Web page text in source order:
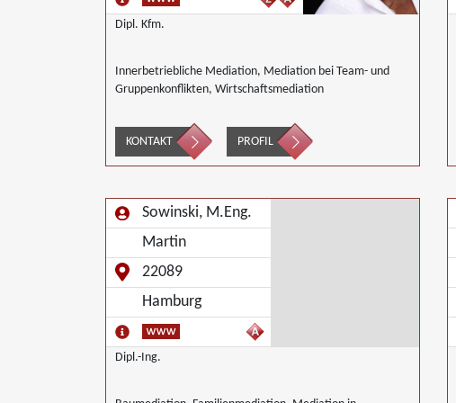
Dipl. Kfm.
Innerbetriebliche Mediation, Mediation bei Team- und
Gruppenkonflikten, Wirtschaftsmediation
KONTAKT PROFIL
Sowinski, M.Eng.
Martin
22089
Hamburg
Dipl.-Ing.